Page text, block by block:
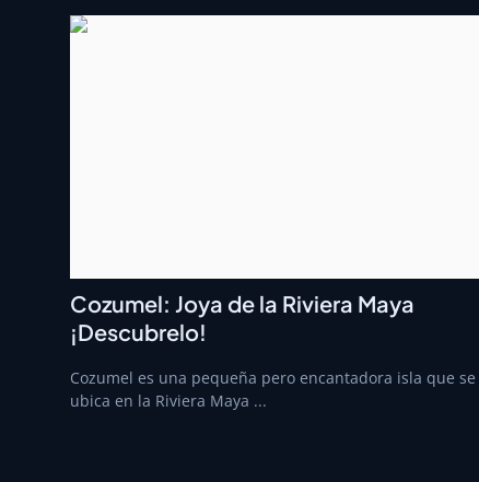
Cozumel: Joya de la Riviera Maya
¡Descubrelo!
Cozumel es una pequeña pero encantadora isla que se
ubica en la Riviera Maya ...